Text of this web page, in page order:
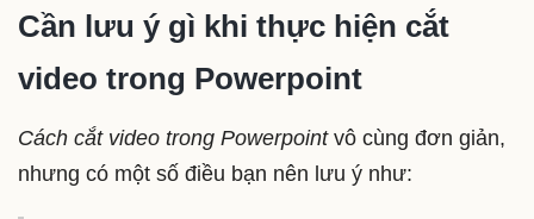
Cần lưu ý gì khi thực hiện cắt
video trong Powerpoint
Cách cắt video trong Powerpointvô cùng đơn giản,
nhưng có một số điều bạn nên lưu ý như: